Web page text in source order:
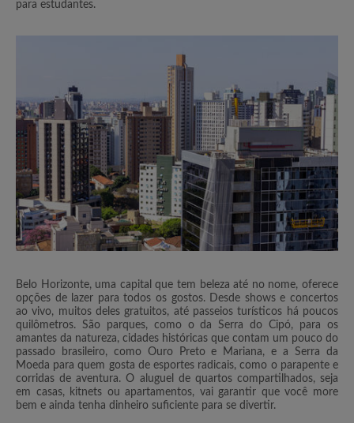
para estudantes.
Belo Horizonte, uma capital que tem beleza até no nome, oferece
opções de lazer para todos os gostos. Desde shows e concertos
ao vivo, muitos deles gratuitos, até passeios turísticos há poucos
quilômetros. São parques, como o da Serra do Cipó, para os
amantes da natureza, cidades históricas que contam um pouco do
passado brasileiro, como Ouro Preto e Mariana, e a Serra da
Moeda para quem gosta de esportes radicais, como o parapente e
corridas de aventura. O aluguel de quartos compartilhados, seja
em casas, kitnets ou apartamentos, vai garantir que você more
bem e ainda tenha dinheiro suficiente para se divertir.